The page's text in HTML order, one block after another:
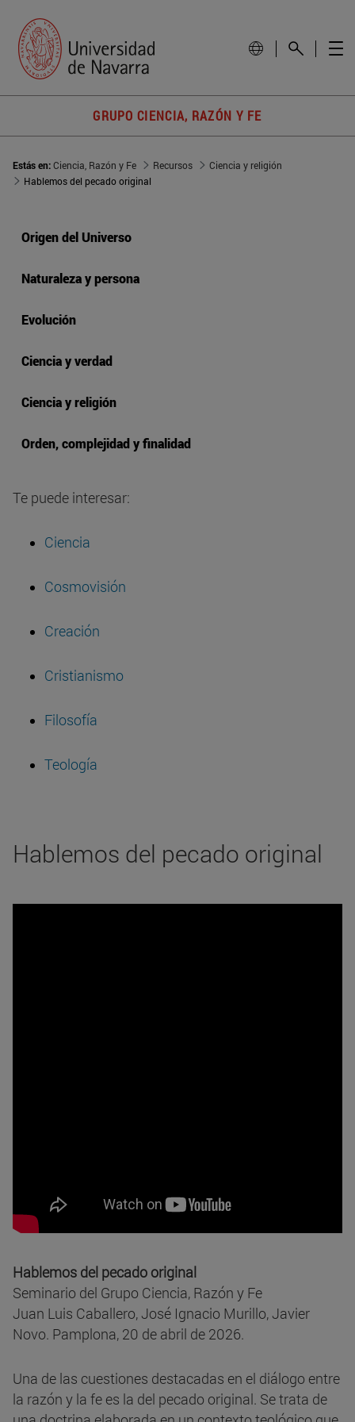
GRUPO CIENCIA, RAZÓN Y FE
Estás en:Ciencia, Razón y Fe Recursos
Ciencia y religión
Hablemos del pecado original
Origen del Universo
Naturaleza y persona
Evolución
Ciencia y verdad
Ciencia y religión
Orden, complejidad y finalidad
Te puede interesar:
Ciencia
Cosmovisión
Creación
Cristianismo
Filosofía
Teología
Hablemos del pecado original
Hablemos del pecado original
Seminario del Grupo Ciencia, Razón y Fe
Juan Luis Caballero, José Ignacio Murillo, Javier
Novo. Pamplona, 20 de abril de 2026.
Una de las cuestiones destacadas en el diálogo entre
la razón y la fe es la del pecado original. Se trata de